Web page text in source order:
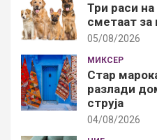
Три раси
сметаат за
05/08/2026
МИКСЕР
Стар
разлади
струја
04/08/2026